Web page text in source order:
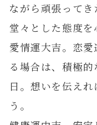
ながら頑張ってき
堂々とした態度を
愛情運大吉。恋
る場合は、積極
日。想いを伝え
う。